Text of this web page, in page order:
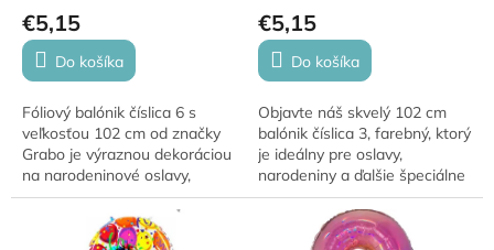
€5,15
Do košíka
Fóliový balónik číslica 6 s
veľkosťou 102 cm od značky
Grabo je výraznou dekoráciou
na narodeninové oslavy,
výročia, jubileá aj ďalšie
slávnostné príležitosti. Balónik
je vhodný...
€5,15
Do košíka
Objavte náš skvelý 102 cm
balónik číslica 3, farebný, ktorý
je ideálny pre oslavy,
narodeniny a ďalšie špeciálne
príležitosti! Dostupný v
rôznych farbách, tento
kvalitný...